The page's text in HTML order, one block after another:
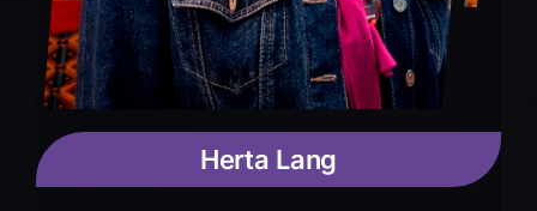
Herta Lang